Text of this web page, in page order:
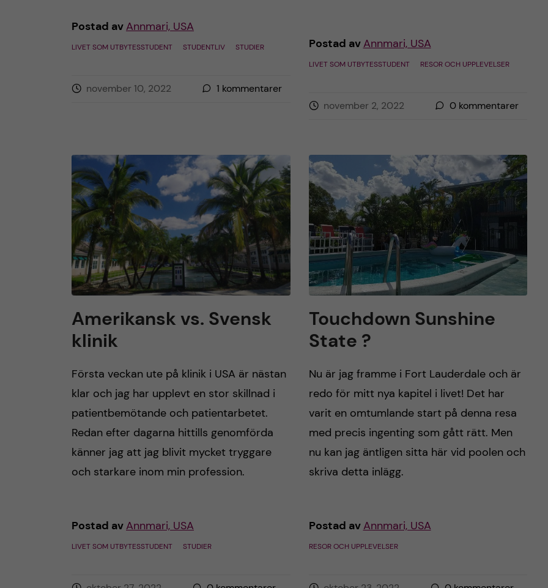
Postad avAnnmari, USA
LIVET SOM UTBYTESSTUDENT STUDENTLIV STUDIER
november 10, 2022 1 kommentarer
Postad avAnnmari, USA
LIVET SOM UTBYTESSTUDENT RESOR OCH UPPLEVELSER
november 2, 2022 0kommentarer
Amerikansk vs. Svensk
klinik
Första veckan ute på klinik i USA är nästan
klar och jag har upplevt en stor skillnad i
patientbemötande och patientarbetet.
Redan efter dagarna hittills genomförda
känner jag att jag blivit mycket tryggare
och starkare inom min profession.
Postad avAnnmari, USA
LIVET SOM UTBYTESSTUDENT STUDIER
Touchdown Sunshine
State ?
Nu är jag framme i Fort Lauderdale och är
redo för mitt nya kapitel i livet! Det har
varit en omtumlande start på denna resa
med precis ingenting som gått rätt. Men
nu kan jag äntligen sitta här vid poolen och
skriva detta inlägg.
Postad avAnnmari, USA
RESOR OCH UPPLEVELSER